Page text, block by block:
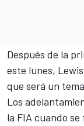
Después de la
este lunes,
que será un
Los
la FIA cuando